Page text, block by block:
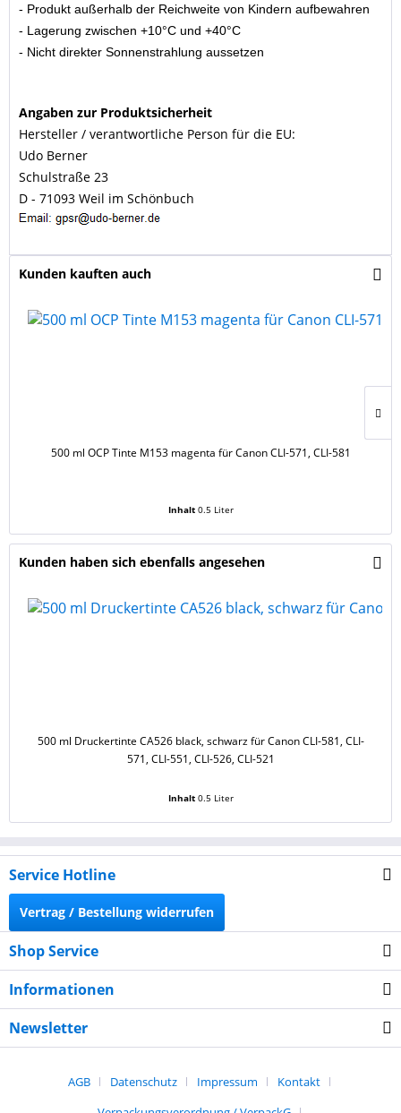
- Produkt außerhalb der Reichweite von Kindern aufbewahren
- Lagerung zwischen +10°C und +40°C
- Nicht direkter Sonnenstrahlung aussetzen
Angaben zur Produktsicherheit
Hersteller / verantwortliche Person für die EU:
Udo Berner
Schulstraße 23
D - 71093 Weil im Schönbuch
Kunden kauften auch
500 ml OCP Tinte M153 magenta für Canon CLI-571, CLI-581
Inhalt 0.5 Liter
Kunden haben sich ebenfalls angesehen
500 ml Druckertinte CA526 black, schwarz für Canon CLI-581, CLI-
571, CLI-551, CLI-526, CLI-521
Inhalt 0.5 Liter
Service Hotline
Vertrag / Bestellung widerrufen
Shop Service
Informationen
Newsletter
AGB Datenschutz Impressum
Kontakt